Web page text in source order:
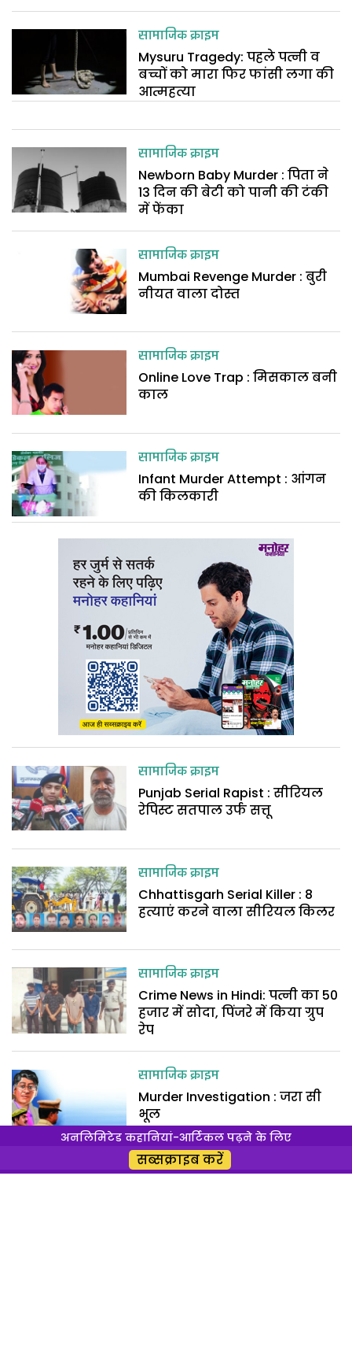
सामाजिक क्राइम
Mysuru Tragedy: पहले पत्नी व
बच्चों को मारा फिर फांसी लगा की
आत्महत्या
सामाजिक क्राइम
Newborn Baby Murder : पिता ने
13 दिन की बेटी को पानी की टंकी
में फेंका
सामाजिक क्राइम
Mumbai Revenge Murder : बुरी
नीयत वाला दोस्त
सामाजिक क्राइम
Online Love Trap : मिसकाल बनी
काल
सामाजिक क्राइम
Infant Murder Attempt : आंगन
की किलकारी
सामाजिक क्राइम
Punjab Serial Rapist : सीरियल
रेपिस्ट सतपाल उर्फ सत्तू
सामाजिक क्राइम
Chhattisgarh Serial Killer : 8
हत्याएं करने वाला सीरियल किलर
सामाजिक क्राइम
Crime News in Hindi: पत्नी का 50
हजार में सोदा, पिंजरे में किया ग्रुप
रेप
सामाजिक क्राइम
Murder Investigation : जरा सी
भूल
अनलिमिटेड कहानियां-आर्टिकल पढ़ने के लिए
सब्सक्राइब करें